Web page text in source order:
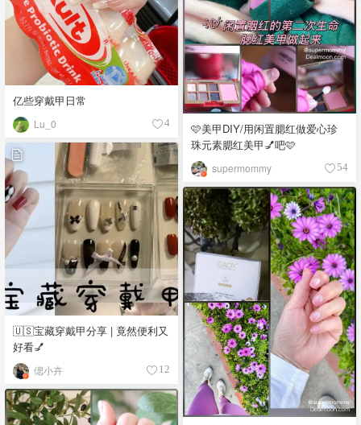
亿些穿戴甲日常
Lu_0 4
🩷美甲DIY/用闲置腮红做爱心珍
珠元素腮红美甲💅吧🩷
supermommy 54
🇺🇸宝藏穿戴甲分享 | 竟然便利又
好看💅
偲小卉 12